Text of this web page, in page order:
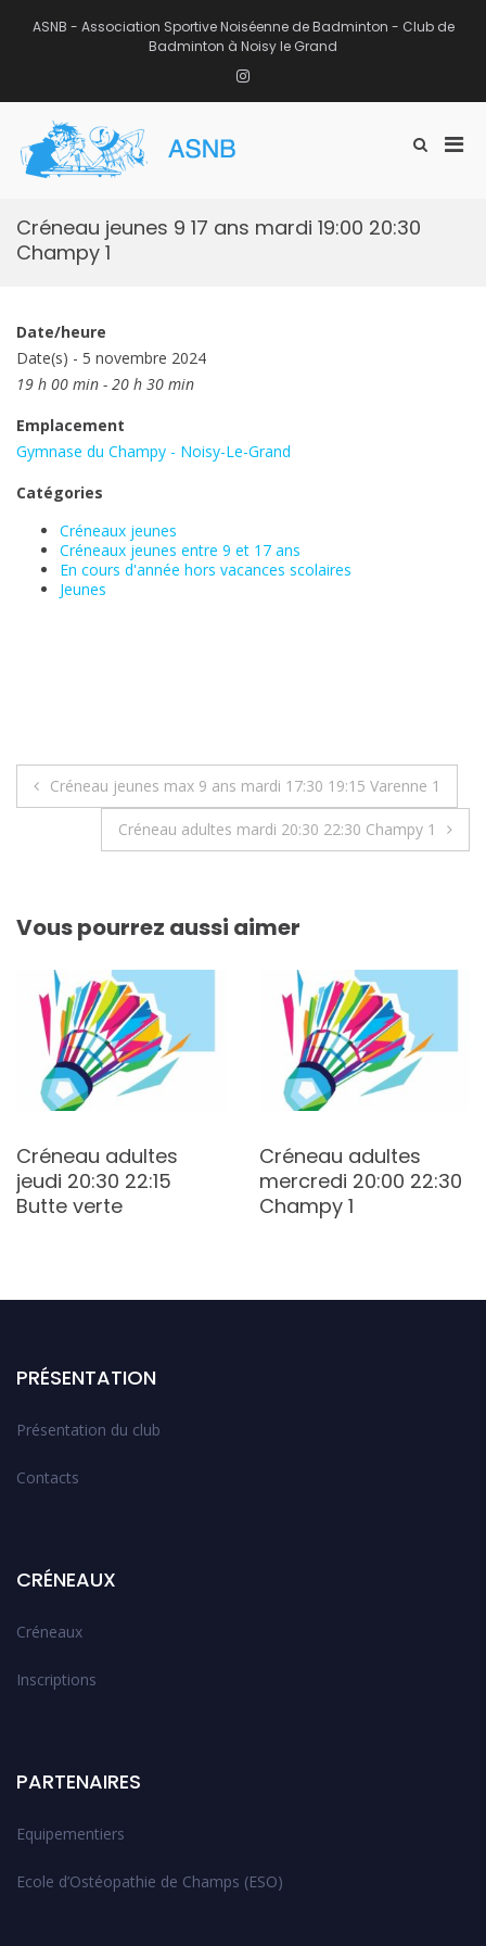
ASNB - Association Sportive Noiséenne de Badminton - Club de
Badminton à Noisy le Grand
Instagram
Afficher
recherche
Créneau jeunes 9 17 ans mardi 19:00 20:30
Champy 1
Date/heure
Date(s) - 5 novembre 2024
19 h 00 min - 20 h 30 min
Emplacement
Gymnase du Champy - Noisy-Le-Grand
Catégories
Créneaux jeunes
Créneaux jeunes entre 9 et 17 ans
En cours d'année hors vacances scolaires
Jeunes
Navigation
Créneau jeunes max 9 ans mardi 17:30 19:15 Varenne 1
Créneau adultes mardi 20:30 22:30 Champy 1
Vous pourrez aussi aimer
Créneau adultes
jeudi 20:30 22:15
Butte verte
Créneau adultes
mercredi 20:00 22:30
Champy 1
PRÉSENTATION
Présentation du club
Contacts
CRÉNEAUX
Créneaux
Inscriptions
PARTENAIRES
Equipementiers
Ecole d’Ostéopathie de Champs (ESO)